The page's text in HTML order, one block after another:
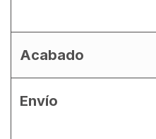
Acabado
Envío